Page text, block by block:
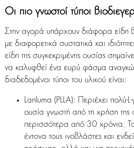
Οι πιο γνωστοί τύποι
Στην αγορά υπάρχουν διάφορα είδη
με διαφορετικά συστατικά και
είδη της συγκεκριμένης ουσίας
να καλυφθεί ένα ευρύ φάσμα
διαδεδομένοι τύποι του υλικού είναι:
Lanluma (PLLA): Περιέχει πολύ-
ουσία γνωστή από τη χρήση της
περισσότερα από 30 χρόνια.
έντονα τους ινοβλάστες και